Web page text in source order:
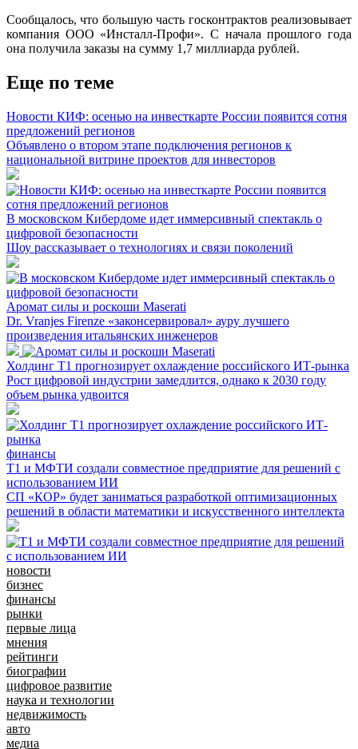
Сообщалось, что большую часть госконтрактов реализовывает
компания ООО «Инсталл-Профи». С начала прошлого года
она получила заказы на сумму 1,7 миллиарда рублей.
Еще по теме
Новости КИФ: осенью на инвесткарте России появится сотня
предложений регионов
Объявлено о втором этапе подключения регионов к
национальной витрине проектов для инвесторов
В московском Кибердоме идет иммерсивный спектакль о
цифровой безопасности
Шоу рассказывает о технологиях и связи поколений
Аромат силы и роскоши Maserati
Dr. Vranjes Firenze «законсервировал» ауру лучшего
произведения итальянских инженеров
Холдинг Т1 прогнозирует охлаждение российского ИТ-рынка
Рост цифровой индустрии замедлится, однако к 2030 году
объем рынка удвоится
финансы
Т1 и МФТИ создали совместное предприятие для решений с
использованием ИИ
СП «КОР» будет заниматься разработкой оптимизационных
решений в области математики и искусственного интеллекта
новости
бизнес
финансы
рынки
первые лица
мнения
рейтинги
биографии
цифровое развитие
наука и технологии
недвижимость
авто
медиа